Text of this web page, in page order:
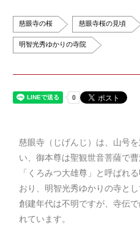
慈眼寺の桜 慈眼寺桜の見頃
明智光秀ゆかりの寺院
慈眼寺（じげんじ）は、山号
い、御本尊は聖観世音菩薩で曹
「くろみつ大雄尊」と呼ばれ
おり、明智光秀ゆかりの寺とし
創建年代は不明ですが、寺伝
れています。